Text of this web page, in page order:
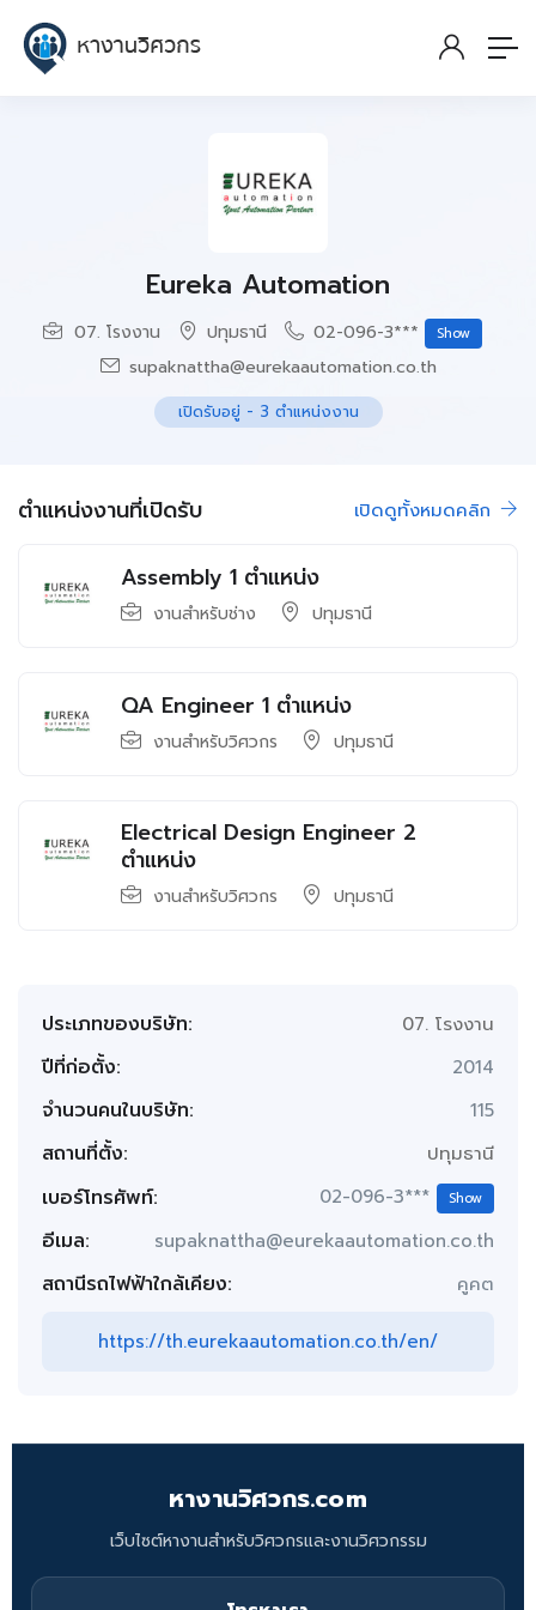
Eureka Automation
07. โรงงาน ปทุมธานี 02-096-3*** Show
supaknattha@eurekaautomation.co.th
เปิดรับอยู่ - 3 ตำแหน่งงาน
ตำแหน่งงานที่เปิดรับ เปิดดูทั้งหมดคลิก
Assembly 1 ตำแหน่ง
งานสำหรับช่าง ปทุมธานี
QA Engineer 1 ตำแหน่ง
งานสำหรับวิศวกร ปทุมธานี
Electrical Design Engineer 2
ตำแหน่ง
งานสำหรับวิศวกร ปทุมธานี
ประเภทของบริษัท: 07. โรงงาน
ปีที่ก่อตั้ง: 2014
จำนวนคนในบริษัท: 115
สถานที่ตั้ง: ปทุมธานี
เบอร์โทรศัพท์: 02-096-3*** Show
อีเมล: supaknattha@eurekaautomation.co.th
สถานีรถไฟฟ้าใกล้เคียง: คูคต
https://th.eurekaautomation.co.th/en/
หางานวิศวกร.com
เว็บไซต์หางานสำหรับวิศวกรและงานวิศวกรรม